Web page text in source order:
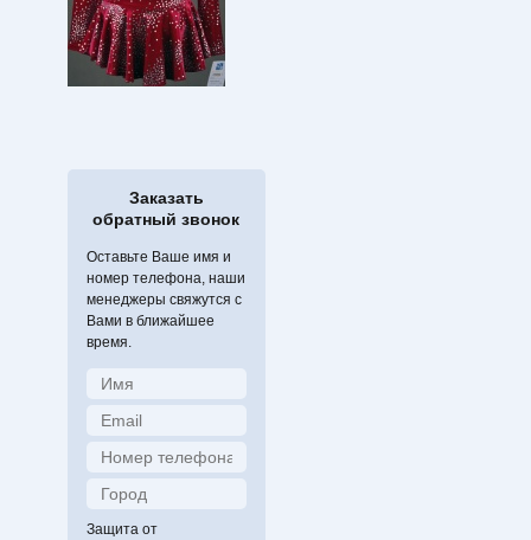
Заказать
обратный звонок
Оставьте Ваше имя и
номер телефона, наши
менеджеры свяжутся с
Вами в ближайшее
время.
Защита от